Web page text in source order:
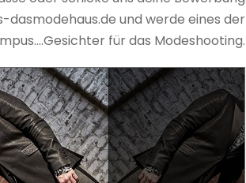
dasmodehaus.de und werde eines der
für das Modeshooting.